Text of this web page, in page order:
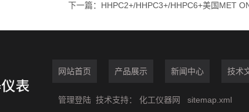
下一篇： HHPC2+/HHPC3+/HHPC6+美国MET
网站首页 产品展示 新闻中心 技术
管理登陆 技术支持： 化工仪器网 sitemap.xml